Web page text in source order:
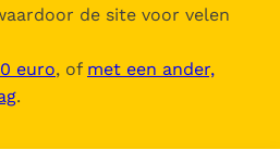
de site voor velen
euro, of met een ander,
.